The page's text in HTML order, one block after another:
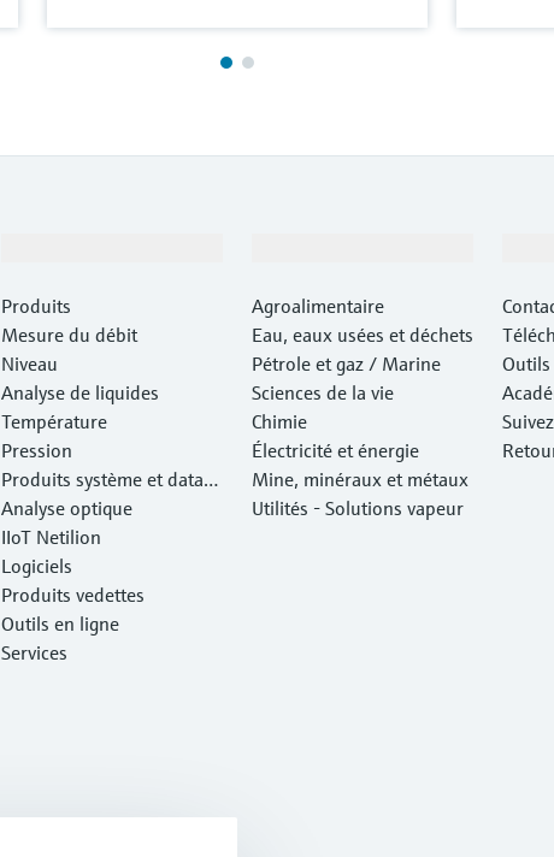
Produits
Mesure du débit
Niveau
Analyse de liquides
Température
Pression
Produits système et data
managers
Analyse optique
IIoT Netilion
Logiciels
Produits vedettes
Outils en ligne
Services
Agroalimentaire
Eau, eaux usées et déchets
Pétrole et gaz / Marine
Sciences de la vie
Chimie
Électricité et énergie
Mine, minéraux et métaux
Utilités - Solutions vapeur